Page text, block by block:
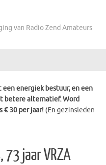
van Radio Zend Amateurs
een energiek bestuur, en een
betere alternatief. Word
€ 30 per jaar! (En gezinsleden
73 jaar VRZA